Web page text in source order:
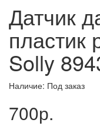
Датчик
пластик
Solly
Наличие: Под заказ
700р.